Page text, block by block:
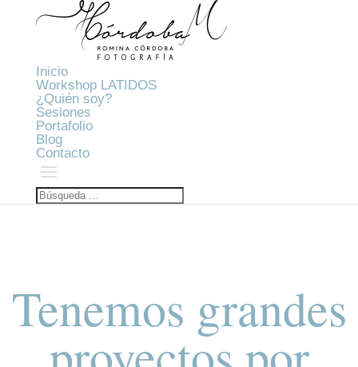
Inicio
Workshop LATIDOS
¿Quién soy?
Sesiones
Portafolio
Blog
Contacto
Tenemos grandes